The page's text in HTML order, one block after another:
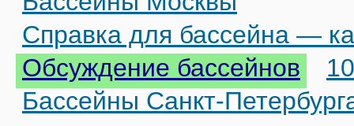
Справка для бассейна —
Обсуждение бассейнов
Бассейны Санкт-